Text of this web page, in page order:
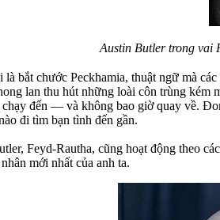
Austin Butler trong vai
bắt chước Peckhamia, thuật ngữ mà
lan thu hút những loài côn trùng
đến — và không bao giờ quay về.
đi tìm bạn tình đến gần.
Feyd-Rautha, cũng hoạt động theo
mới nhất của anh ta.